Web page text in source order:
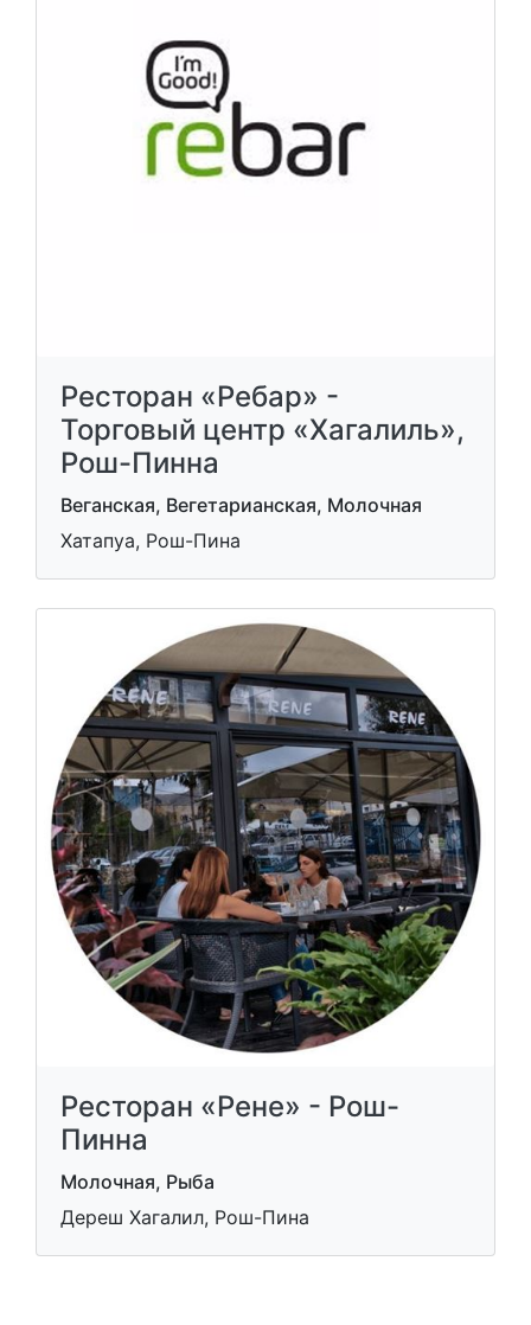
Ресторан «Ребар» -
Торговый центр «Хагалиль»,
Рош-Пинна
Веганская, Вегетарианская, Молочная
Хатапуа, Рош-Пина
Ресторан «Рене» - Рош-
Пинна
Молочная, Рыба
Дереш Хагалил, Рош-Пина